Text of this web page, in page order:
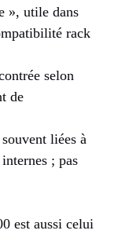
», utile dans
rack
selon
de
liées à
; pas
est aussi celui